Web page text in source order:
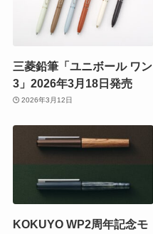
三菱鉛筆「ユニボール ワン
3」2026年3月18日発売
2026年3月12日
KOKUYO WP2周年記念モ